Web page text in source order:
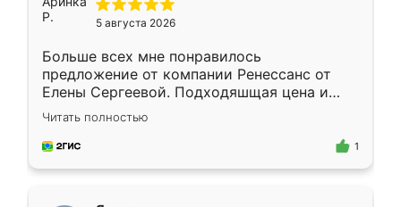
5 августа 2026
Больше всех мне понравилось
предложение от компании Ренессанс от
Елены Сергеевой. Подходяшщая цена и
короткие сроки изготовления. Приехавший
для замера сотрудник Владислав
предложил по моему эскизу самый
Читать полностью
1